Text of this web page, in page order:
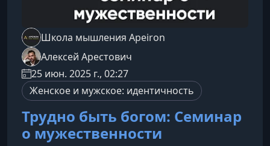
Школа мышления Apeiron
Алексей Арестович
25 июн. 2025 г., 02:27
Женское и мужское: идентичность
Трудно быть богом: Семинар
о мужественности